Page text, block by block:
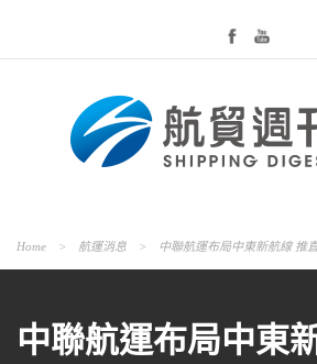
Home > 航運消息 > 中聯航運布局中東新航線 推
中聯航運布局中東